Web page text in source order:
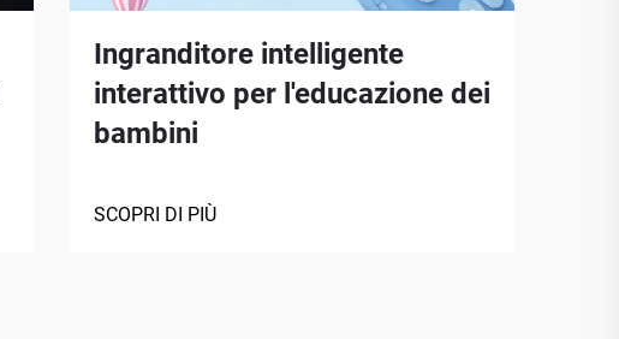
Ingranditore intelligente
interattivo per l'educazione dei
bambini
SCOPRI DI PIÙ